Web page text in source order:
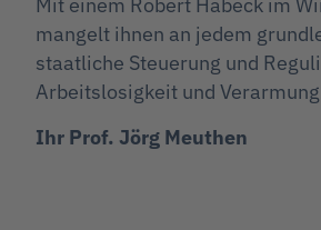
Mit einem Robert Habeck im
mangelt ihnen an jedem
staatliche Steuerung und
Arbeitslosigkeit und
Ihr Prof. Jörg Meuthen